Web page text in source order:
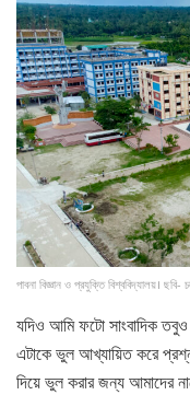
পাবনা বিজ্ঞান ও প্রযুক্তি বিশ্ববিদ্যালয়। ছবি-
যদিও আমি ফটো সাংবাদিক তবুও
এটাকে ভুল আখ্যায়িত করে
দিয়ে ভুল করার জন্য আমাদের